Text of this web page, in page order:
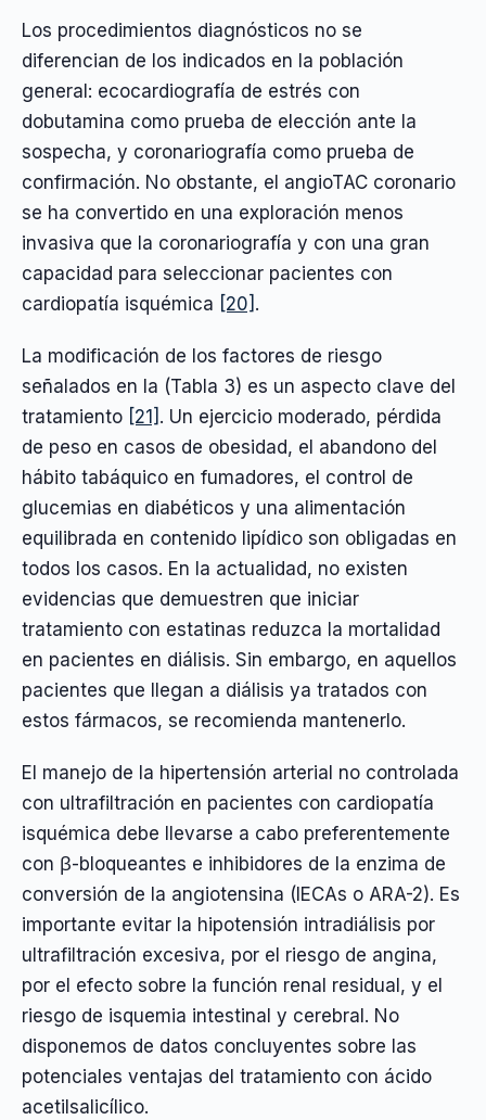
Los procedimientos diagnósticos no se
diferencian de los indicados en la población
general: ecocardiografía de estrés con
dobutamina como prueba de elección ante la
sospecha, y coronariografía como prueba de
confirmación. No obstante, el angioTAC coronario
se ha convertido en una exploración menos
invasiva que la coronariografía y con una gran
capacidad para seleccionar pacientes con
cardiopatía isquémica [20] .
La modificación de los factores de riesgo
señalados en la (Tabla 3) es un aspecto clave del
tratamiento [21] . Un ejercicio moderado, pérdida
de peso en casos de obesidad, el abandono del
hábito tabáquico en fumadores, el control de
glucemias en diabéticos y una alimentación
equilibrada en contenido lipídico son obligadas en
todos los casos. En la actualidad, no existen
evidencias que demuestren que iniciar
tratamiento con estatinas reduzca la mortalidad
en pacientes en diálisis. Sin embargo, en aquellos
pacientes que llegan a diálisis ya tratados con
estos fármacos, se recomienda mantenerlo.
El manejo de la hipertensión arterial no controlada
con ultrafiltración en pacientes con cardiopatía
isquémica debe llevarse a cabo preferentemente
con β-bloqueantes e inhibidores de la enzima de
conversión de la angiotensina (IECAs o ARA-2). Es
importante evitar la hipotensión intradiálisis por
ultrafiltración excesiva, por el riesgo de angina,
por el efecto sobre la función renal residual, y el
riesgo de isquemia intestinal y cerebral. No
disponemos de datos concluyentes sobre las
potenciales ventajas del tratamiento con ácido
acetilsalicílico.